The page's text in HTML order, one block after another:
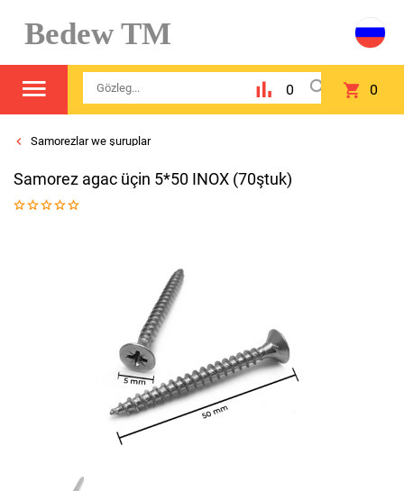
Bedew TM
0 0
Samorezlar we şuruplar
Samorez agac üçin 5*50 INOX (70ştuk)